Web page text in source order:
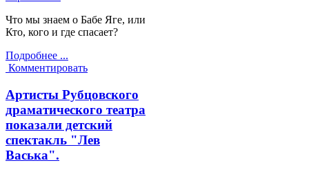
Что мы знаем о Бабе Яге, или
Кто, кого и где спасает?
Подробнее ...
Комментировать
Артисты Рубцовского
драматического театра
показали детский
спектакль "Лев
Васька".